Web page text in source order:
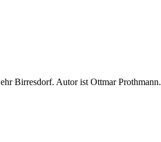
Birresdorf. Autor ist Ottmar Prothmann.